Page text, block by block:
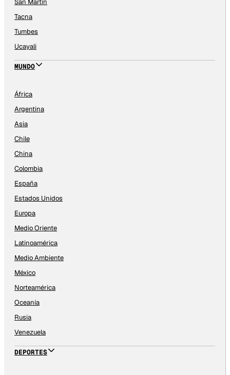
Tacna
Tumbes
Ucayali
MUNDO
África
Argentina
Asia
Chile
China
Colombia
España
Estados Unidos
Europa
Medio Oriente
Latinoamérica
Medio Ambiente
México
Norteamérica
Oceanía
Rusia
Venezuela
DEPORTES